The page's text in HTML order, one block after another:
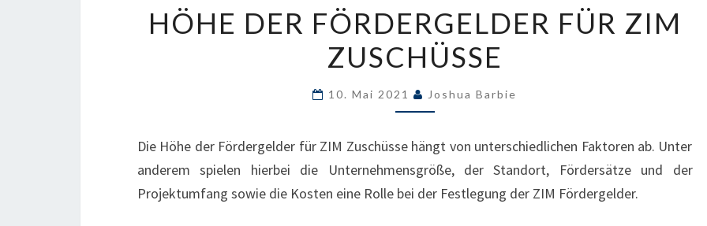
DER
FÖRDERGELDER
FÜR
ZIM
HÖHE DER FÖRDERGELDER FÜR ZIM
ZUSCHÜSSE
10. Mai 2021 Joshua Barbie
Die Höhe der Fördergelder für ZIM Zuschüsse hängt von unterschiedlichen Faktoren ab. Unter
anderem spielen hierbei die Unternehmensgröße, der Standort, Fördersätze und der
Projektumfang sowie die Kosten eine Rolle bei der Festlegung der ZIM Fördergelder.